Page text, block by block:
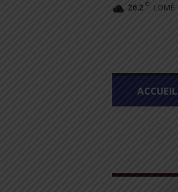
26.2 C LOMÉ
L
M
ACCUEIL